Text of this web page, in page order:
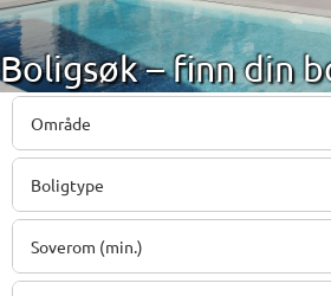
Boligsøk – finn din
Område
Boligtype
Soverom (min.)